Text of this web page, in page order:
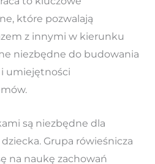
które pozwalają
z innymi w kierunku
niezbędne do budowania
i umiejętności
są niezbędne dla
Grupa rówieśnicza
na naukę zachowań